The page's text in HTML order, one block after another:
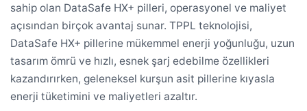
sahip olan DataSafe HX+ pilleri, operasyonel ve maliyet
açısından birçok avantaj sunar. TPPL teknolojisi,
DataSafe HX+ pillerine mükemmel enerji yoğunluğu, uzun
tasarım ömrü ve hızlı, esnek şarj edebilme özellikleri
kazandırırken, geleneksel kurşun asit pillerine kıyasla
enerji tüketimini ve maliyetleri azaltır.